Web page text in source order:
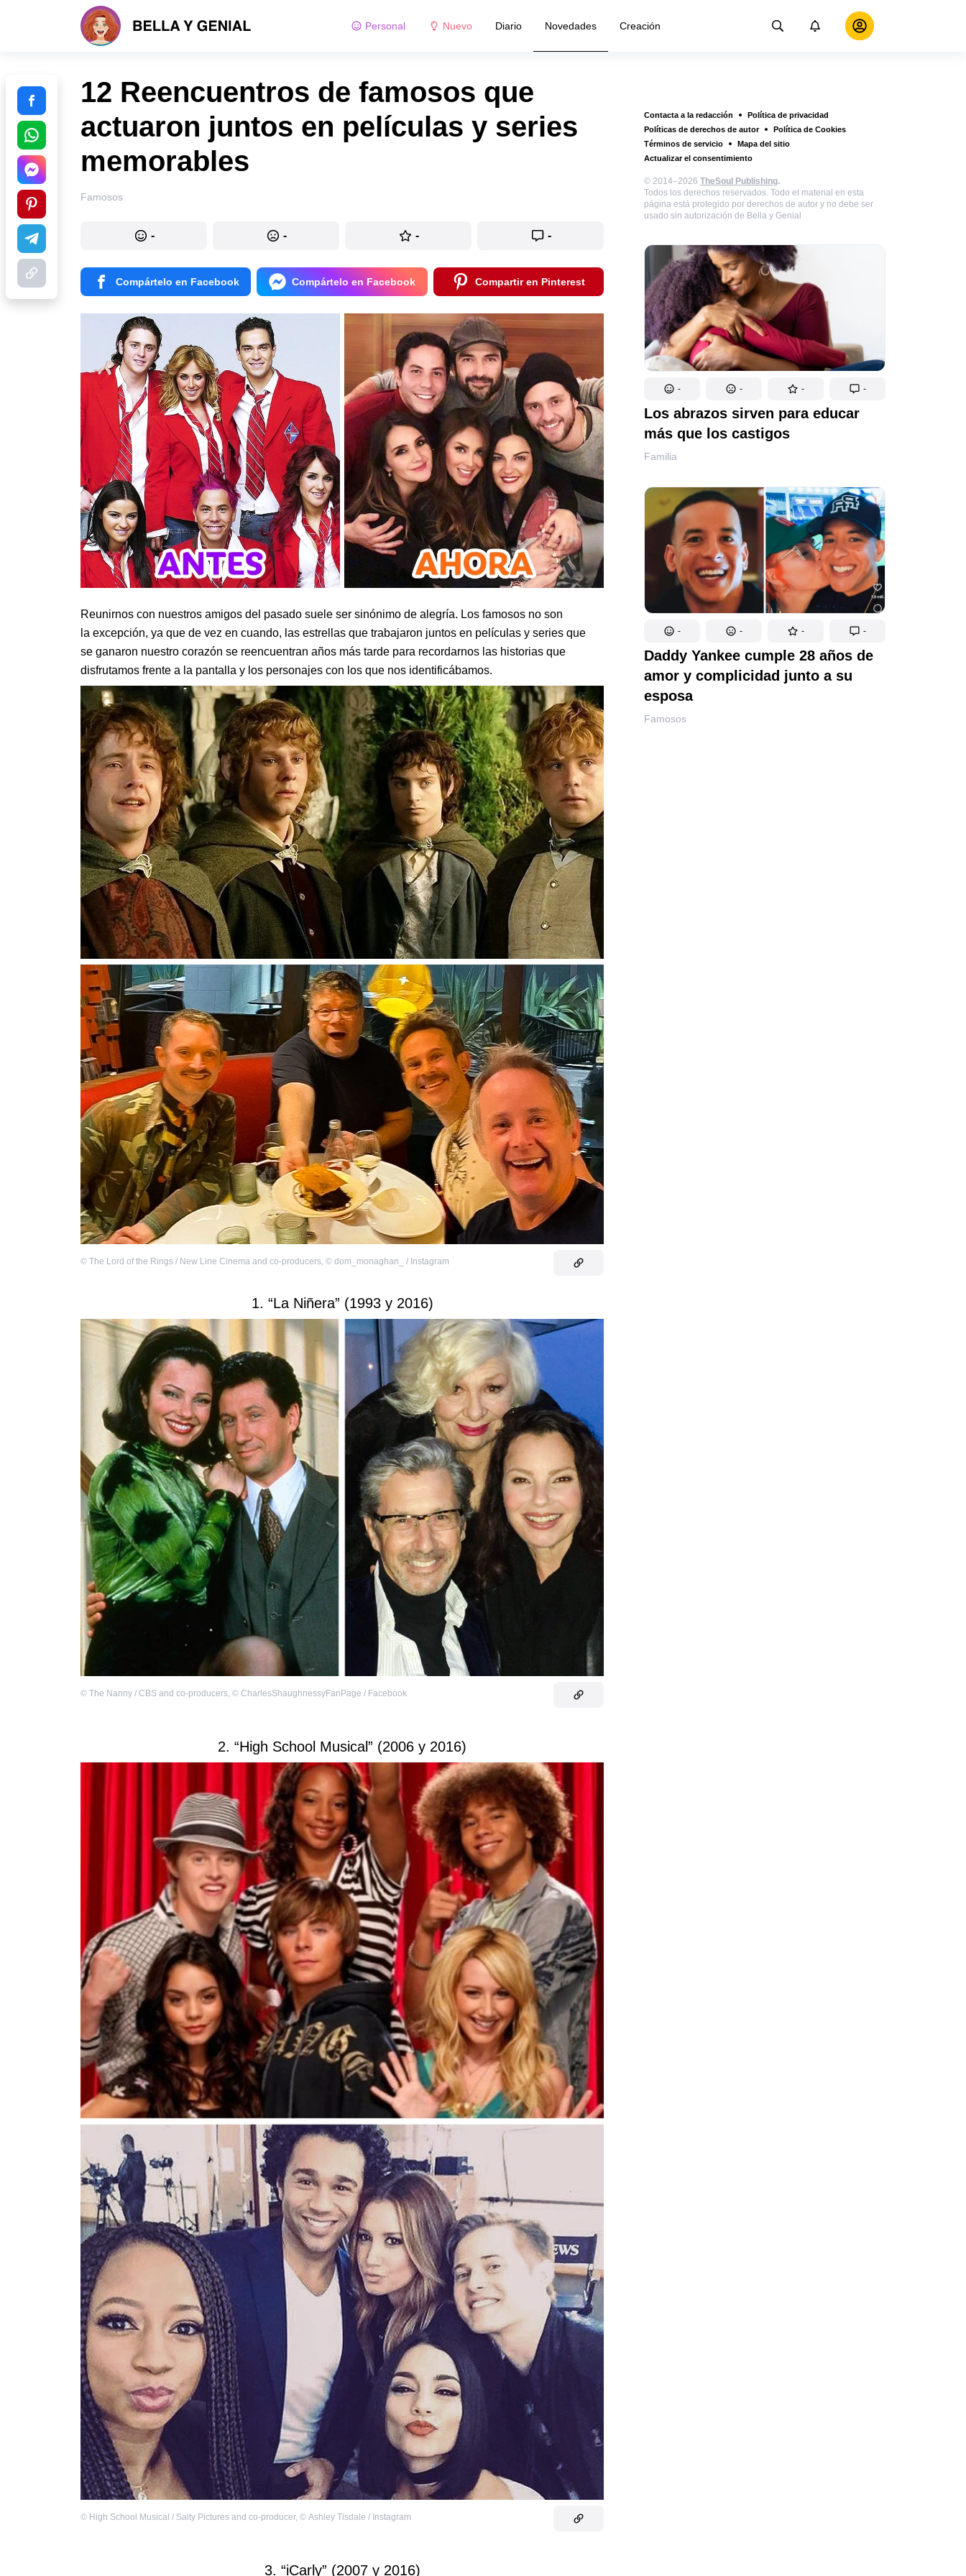
Personal Nuevo Diario Novedades Creación
Contacta a la redacción
Política de privacidad
Políticas de derechos de autor
Política de Cookies
Términos de servicio
Mapa del sitio
Actualizar el consentimiento
© 2014–2026 TheSoul Publishing.
Todos los derechos reservados. Todo el material en esta
página está protegido por derechos de autor y no debe ser
usado sin autorización de Bella y Genial
- - - -
Los abrazos sirven para educar
más que los castigos
Familia
- - - -
Daddy Yankee cumple 28 años de
amor y complicidad junto a su
esposa
Famosos
12 Reencuentros de famosos que
actuaron juntos en películas y series
memorables
Famosos
- - - -
Compártelo en Facebook Compártelo en Facebook Compartir en Pinterest
Reunirnos con nuestros amigos del pasado suele ser sinónimo de alegría. Los famosos no son
la excepción, ya que de vez en cuando, las estrellas que trabajaron juntos en películas y series que
se ganaron nuestro corazón se reencuentran años más tarde para recordarnos las historias que
disfrutamos frente a la pantalla y los personajes con los que nos identificábamos.
© The Lord of the Rings / New Line Cinema and co-producers, © dom_monaghan_ / Instagram
1. “La Niñera” (1993 y 2016)
© The Nanny / CBS and co-producers, © CharlesShaughnessyFanPage / Facebook
2. “High School Musical” (2006 y 2016)
© High School Musical / Salty Pictures and co-producer, © Ashley Tisdale / Instagram
3. “iCarly” (2007 y 2016)